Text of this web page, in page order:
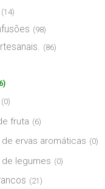
(14)
(98)
(86)
(0)
fruta (6)
ervas aromáticas (0)
legumes (0)
(21)